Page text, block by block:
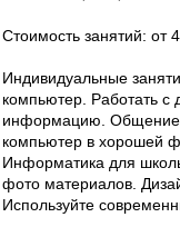
Стоимость занятий: от
Индивидуальные
компьютер. Работать с
информацию. Общение
компьютер в хорошей
Информатика для
фото материалов.
Используйте